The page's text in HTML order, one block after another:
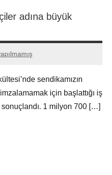
adına büyük
sendikamızın
için başlattığı iş
sonuçlandı. 1 milyon 700 […]